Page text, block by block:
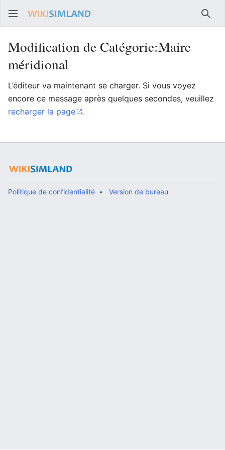
Modification de Catégorie:Maire
méridional
L’éditeur va maintenant se charger. Si vous voyez
encore ce message après quelques secondes, veuillez
recharger la page
.
Politique de confidentialité Version de bureau